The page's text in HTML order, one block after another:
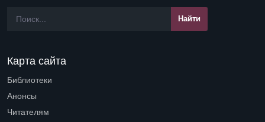
Карта сайта
Библиотеки
Анонсы
Читателям